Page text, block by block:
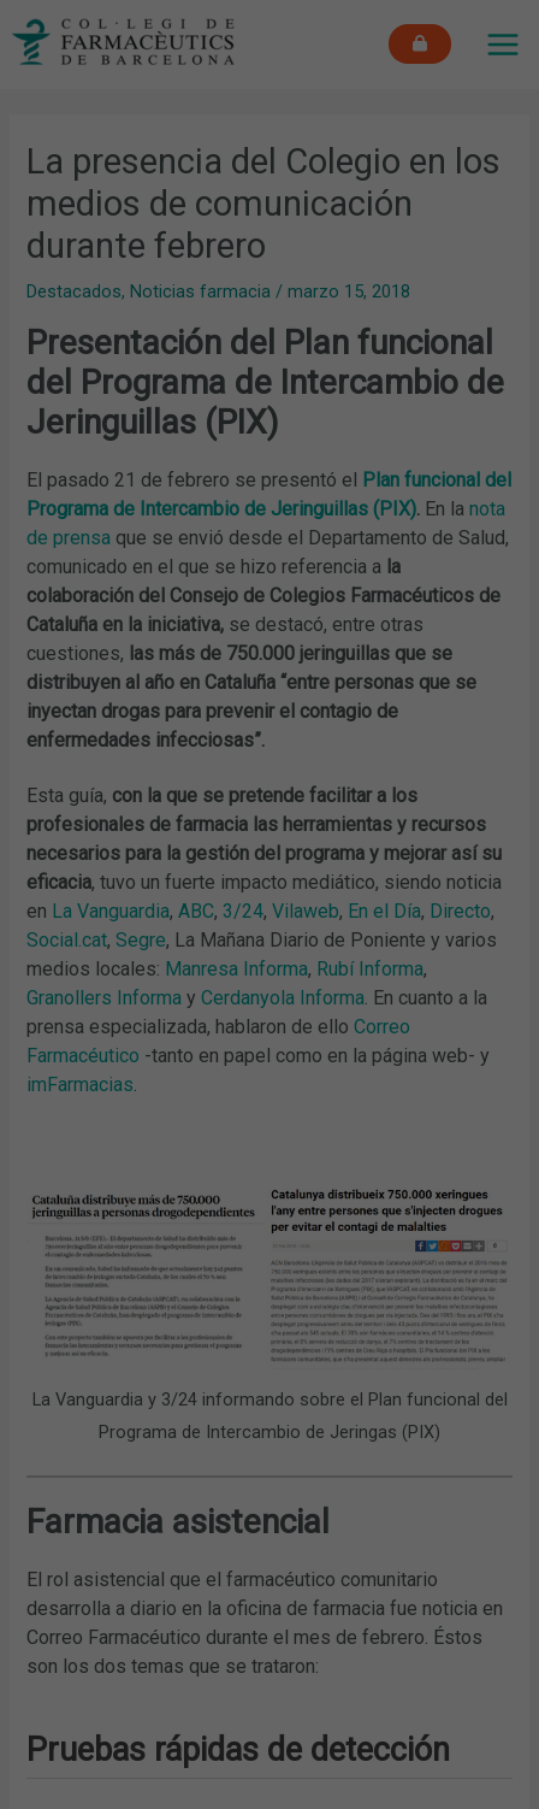
La presencia del Colegio en los
medios de comunicación
durante febrero
Destacados, Noticias farmacia /marzo 15, 2018
Presentación del Plan funcional
del Programa de Intercambio de
Jeringuillas (PIX)
El pasado 21 de febrero se presentó el Plan funcional del
Programa de Intercambio de Jeringuillas (PIX). En lanota
de prensa que se envió desde el Departamento de Salud,
comunicado en el que se hizo referencia a la
colaboración del Consejo de Colegios Farmacéuticos de
Cataluña en la iniciativa, se destacó, entre otras
cuestiones, las más de 750.000 jeringuillas que se
distribuyen al año en Cataluña “entre personas que se
inyectan drogas para prevenir el contagio de
enfermedades infecciosas”.
Esta guía, con la que se pretende facilitar a los
profesionales de farmacia las herramientas y recursos
necesarios para la gestión del programa y mejorar así su
eficacia, tuvo un fuerte impacto mediático, siendo noticia
en La Vanguardia,ABC,3/24,Vilaweb, En el Día, Directo,
Social.cat,Segre, La Mañana Diario de Poniente y varios
medios locales: Manresa Informa, Rubí Informa,
Granollers Informa yCerdanyola Informa . En cuanto a la
prensa especializada, hablaron de elloCorreo
Farmacéutico -tanto en papel como en la página web- y
imFarmacias
La Vanguardia y 3/24 informando sobre el Plan funcional del
Programa de Intercambio de Jeringas (PIX)
Farmacia asistencial
El rol asistencial que el farmacéutico comunitario
desarrolla a diario en la oficina de farmacia fue noticia en
Correo Farmacéutico durante el mes de febrero. Éstos
son los dos temas que se trataron:
Pruebas rápidas de detección